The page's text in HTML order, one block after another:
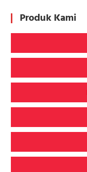
Produk Kami